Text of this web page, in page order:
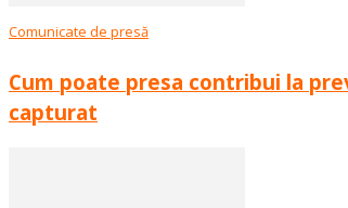
Comunicate de presă
Cum poate presa contribui la
capturat